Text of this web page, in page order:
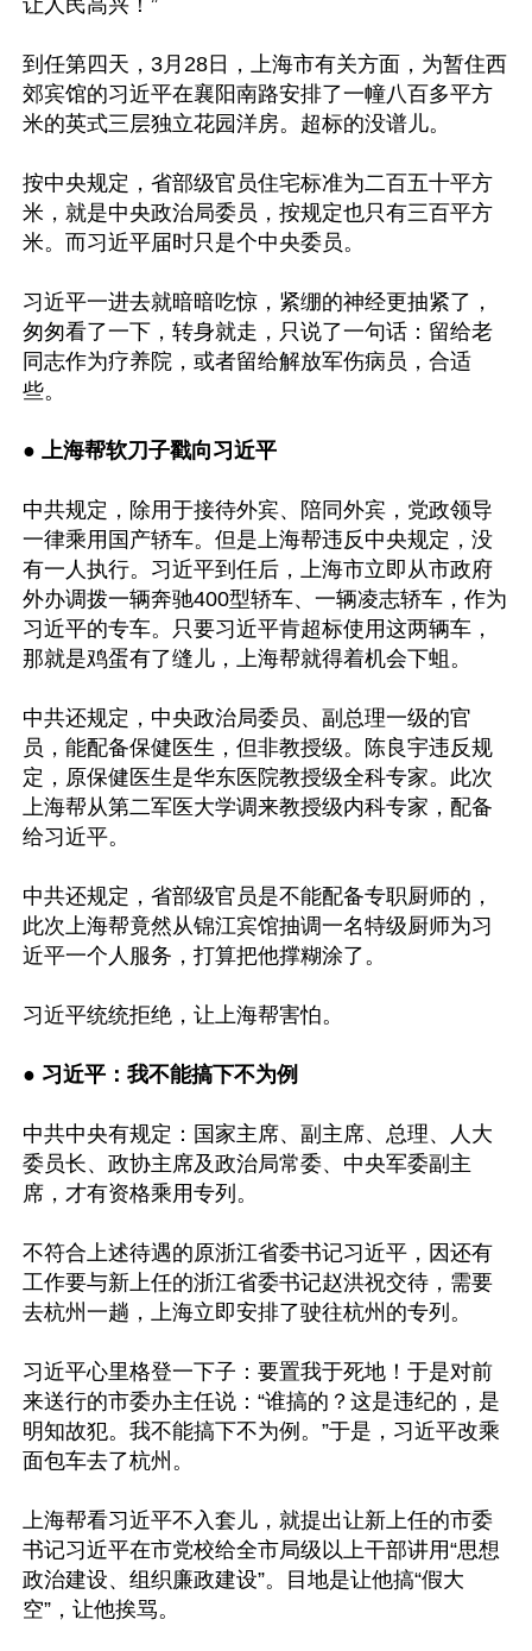
让人民高兴！”
到任第四天，3月28日，上海市有关方面，为暂住西
郊宾馆的习近平在襄阳南路安排了一幢八百多平方
米的英式三层独立花园洋房。超标的没谱儿。
按中央规定，省部级官员住宅标准为二百五十平方
米，就是中央政治局委员，按规定也只有三百平方
米。而习近平届时只是个中央委员。
习近平一进去就暗暗吃惊，紧绷的神经更抽紧了，
匆匆看了一下，转身就走，只说了一句话：留给老
同志作为疗养院，或者留给解放军伤病员，合适
些。
● 上海帮软刀子戳向习近平
中共规定，除用于接待外宾、陪同外宾，党政领导
一律乘用国产轿车。但是上海帮违反中央规定，没
有一人执行。习近平到任后，上海市立即从市政府
外办调拨一辆奔驰400型轿车、一辆凌志轿车，作为
习近平的专车。只要习近平肯超标使用这两辆车，
那就是鸡蛋有了缝儿，上海帮就得着机会下蛆。
中共还规定，中央政治局委员、副总理一级的官
员，能配备保健医生，但非教授级。陈良宇违反规
定，原保健医生是华东医院教授级全科专家。此次
上海帮从第二军医大学调来教授级内科专家，配备
给习近平。
中共还规定，省部级官员是不能配备专职厨师的，
此次上海帮竟然从锦江宾馆抽调一名特级厨师为习
近平一个人服务，打算把他撑糊涂了。
习近平统统拒绝，让上海帮害怕。
● 习近平：我不能搞下不为例
中共中央有规定：国家主席、副主席、总理、人大
委员长、政协主席及政治局常委、中央军委副主
席，才有资格乘用专列。
不符合上述待遇的原浙江省委书记习近平，因还有
工作要与新上任的浙江省委书记赵洪祝交待，需要
去杭州一趟，上海立即安排了驶往杭州的专列。
习近平心里格登一下子：要置我于死地！于是对前
来送行的市委办主任说：“谁搞的？这是违纪的，是
明知故犯。我不能搞下不为例。”于是，习近平改乘
面包车去了杭州。
上海帮看习近平不入套儿，就提出让新上任的市委
书记习近平在市党校给全市局级以上干部讲用“思想
政治建设、组织廉政建设”。目地是让他搞“假大
空”，让他挨骂。